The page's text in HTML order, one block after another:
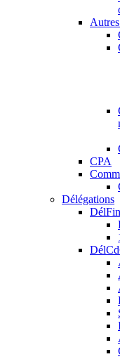
CPA
Délégations
DélFin